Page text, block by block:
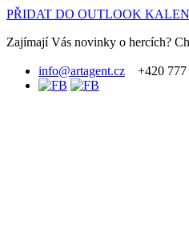
PŘIDAT DO OUTLOOK
Zajímají Vás novinky o hercích?
info@artagent.cz +420 777